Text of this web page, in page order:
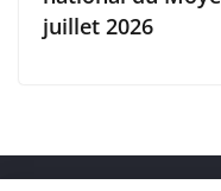
juillet 2026